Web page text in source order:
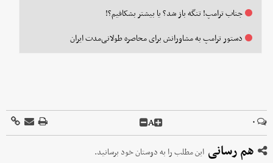
جناب ترامپ! تنگه باز شد؟ یا بیشتر بشکافیم؟!
دستور ترامپ به مشاورانش برای محاصره طولانی‌مدت ایران
۰ A
هم رسانی این مطلب را به دوستان خود برسانید.